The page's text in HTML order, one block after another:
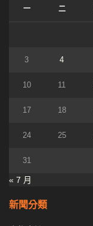
一 二
3 4
10 11
17 18
24 25
31
« 7 月
新聞分類